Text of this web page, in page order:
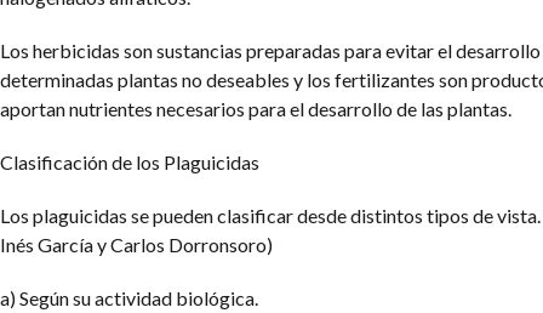
Los herbicidas son sustancias preparadas para evitar el
determinadas plantas no deseables y los fertilizantes son
aportan nutrientes necesarios para el desarrollo de las plantas.
Clasificación de los Plaguicidas
Los plaguicidas se pueden clasificar desde distintos tipos de
Inés García y Carlos Dorronsoro)
a) Según su actividad biológica.